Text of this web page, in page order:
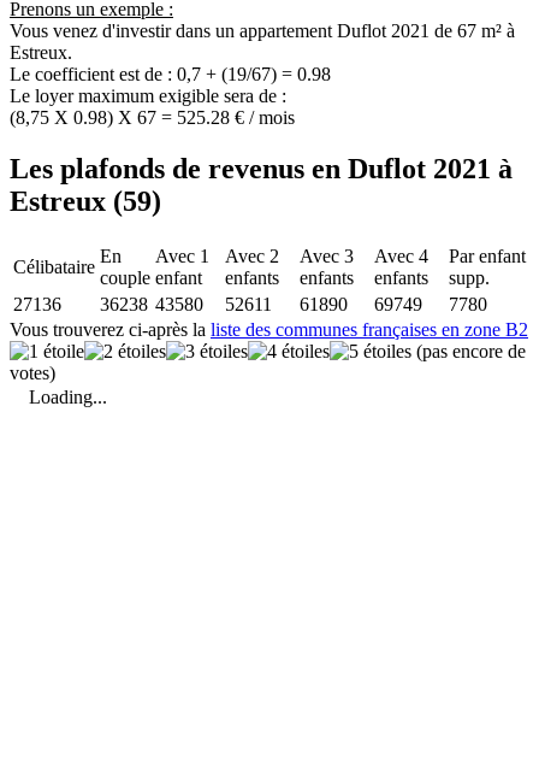
Prenons un exemple :
Vous venez d'investir dans un appartement Duflot 2021 de 67 m² à
Estreux.
Le coefficient est de : 0,7 + (19/67) = 0.98
Le loyer maximum exigible sera de :
(8,75 X 0.98) X 67 = 525.28 € / mois
Les plafonds de revenus en Duflot 2021 à
Estreux (59)
Célibataire
En
couple
Avec 1
enfant
Avec 2
enfants
Avec 3
enfants
Avec 4
enfants
Par enfant
supp.
27136
36238 43580 52611 61890 69749
7780
Vous trouverez ci-après la liste des communes françaises en zone B2
(pas encore de
votes)
Loading...